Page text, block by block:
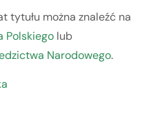
tytułu można znaleźć na
Polskiego lub
Narodowego.